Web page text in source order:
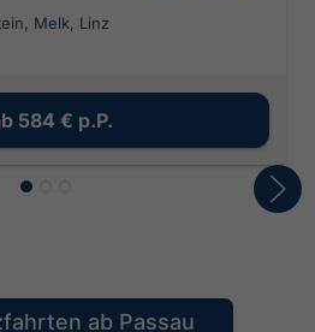
Melk, Linz
584 € p.P.
ab Passau